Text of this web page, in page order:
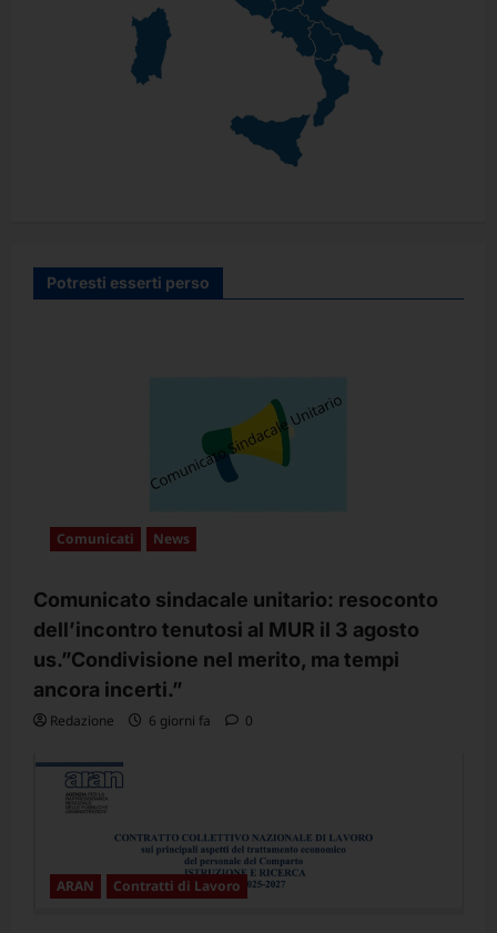
Potresti esserti perso
Comunicati News
Comunicato sindacale unitario: resoconto
dell’incontro tenutosi al MUR il 3 agosto
us.”Condivisione nel merito, ma tempi
ancora incerti.”
Redazione 6 giorni fa 0
ARAN Contratti di Lavoro